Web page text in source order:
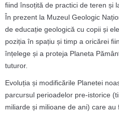
fiind însoțită de practici de teren și
În prezent la Muzeul Geologic
de educație geologică cu copii și
poziția în spațiu și timp a oricărei
înțelege și a proteja Planeta
tuturor.
Evoluția și modificările Planetei
parcursul perioadelor pre-istorice
miliarde și milioane de ani) care